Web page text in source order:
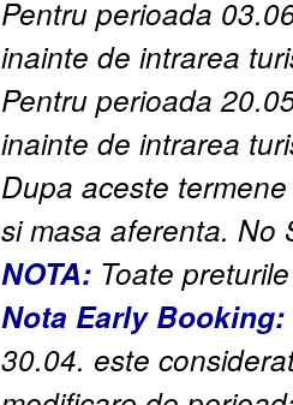
Pentru perioada
inainte de intrarea
Pentru perioada
inainte de intrarea
Dupa aceste
si masa aferenta. No
NOTA: Toate
Nota Early Booking:
30.04. este